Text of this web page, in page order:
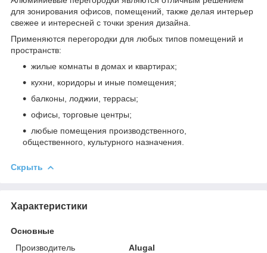
для зонирования офисов, помещений, также делая интерьер
свежее и интересней с точки зрения дизайна.
Применяются перегородки для любых типов помещений и
пространств:
жилые комнаты в домах и квартирах;
кухни, коридоры и иные помещения;
балконы, лоджии, террасы;
офисы, торговые центры;
любые помещения производственного,
общественного, культурного назначения.
Скрыть
Характеристики
Основные
Производитель
Alugal